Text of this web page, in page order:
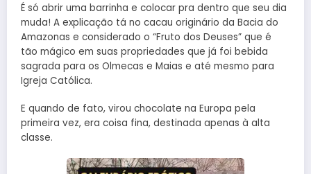
É só abrir uma barrinha e colocar pra dentro que seu dia
muda! A explicação tá no cacau originário da Bacia do
Amazonas e considerado o “Fruto dos Deuses” que é
tão mágico em suas propriedades que já foi bebida
sagrada para os Olmecas e Maias e até mesmo para
Igreja Católica.
E quando de fato, virou chocolate na Europa pela
primeira vez, era coisa fina, destinada apenas à alta
classe.